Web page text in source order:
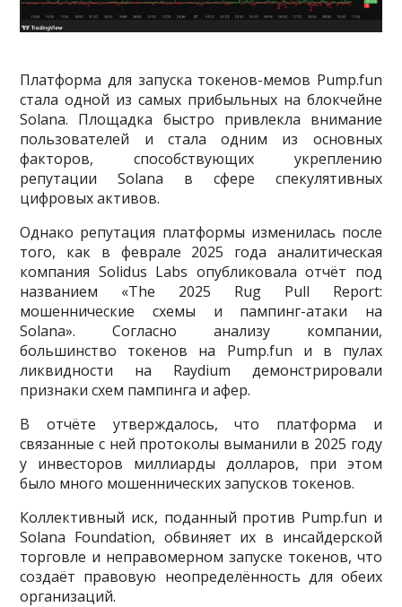
Платформа для запуска токенов-мемов Pump.fun
стала одной из самых прибыльных на блокчейне
Solana. Площадка быстро привлекла внимание
пользователей и стала одним из основных
факторов, способствующих укреплению
репутации Solana в сфере спекулятивных
цифровых активов.
Однако репутация платформы изменилась после
того, как в феврале 2025 года аналитическая
компания Solidus Labs опубликовала отчёт под
названием «The 2025 Rug Pull Report:
мошеннические схемы и пампинг-атаки на
Solana». Согласно анализу компании,
большинство токенов на Pump.fun и в пулах
ликвидности на Raydium демонстрировали
признаки схем пампинга и афер.
В отчёте утверждалось, что платформа и
связанные с ней протоколы выманили в 2025 году
у инвесторов миллиарды долларов, при этом
было много мошеннических запусков токенов.
Коллективный иск, поданный против Pump.fun и
Solana Foundation, обвиняет их в инсайдерской
торговле и неправомерном запуске токенов, что
создаёт правовую неопределённость для обеих
организаций.